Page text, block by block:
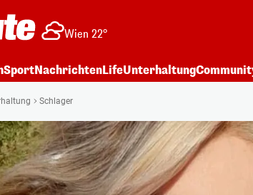
Wien 22°
SportNachrichtenLifeUnterhaltung
Schlager